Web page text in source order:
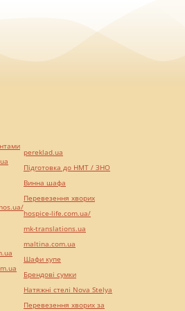
pereklad.ua
Підготовка до НМТ / ЗНО
Винна шафа
Перевезення хворих
hospice-life.com.ua/
mk-translations.ua
maltina.com.ua
Шафи купе
Брендові сумки
Натяжні стелі Nova Stelya
Перевезення хворих за